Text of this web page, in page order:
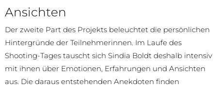
Ansichten
Der zweite Part des Projekts beleuchtet die persönlichen
Hintergründe der Teilnehmerinnen. Im Laufe des
Shooting-Tages tauscht sich Sindia Boldt deshalb intensiv
mit ihnen über Emotionen, Erfahrungen und Ansichten
aus. Die daraus entstehenden Anekdoten finden